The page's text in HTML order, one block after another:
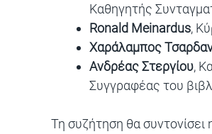
Καθηγητής
Ronald Meinardus,
Χαράλαμπος
Ανδρέας Στεργίου,
Συγγραφέας του
Τη συζήτηση θα συντονίσει